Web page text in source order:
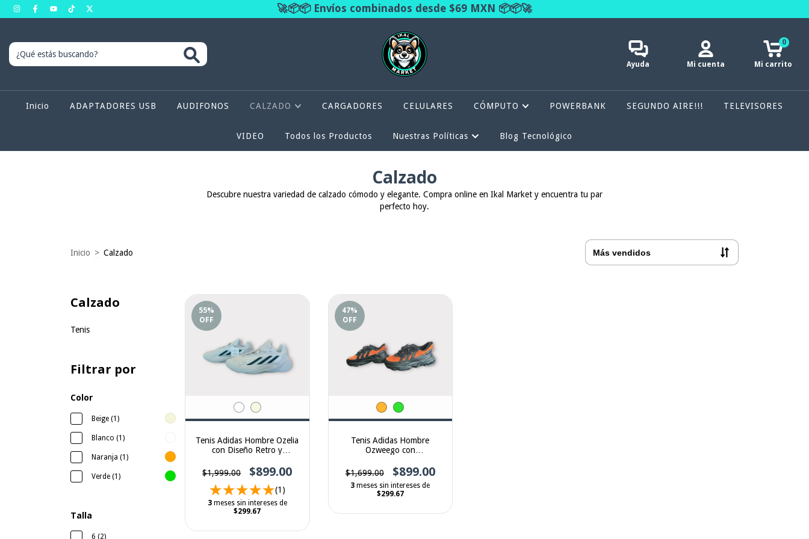
🚀📦📦 Envíos combinados desde $69 MXN 📦📦🚀
Ayuda Mi cuenta Mi carrito
0
Inicio ADAPTADORES USB AUDIFONOS CALZADO CARGADORES CELULARES CÓMPUTO POWERBANK SEGUNDO AIRE!!! TELEVISORES
VIDEO Todos los Productos Nuestras Políticas Blog Tecnológico
Calzado
Descubre nuestra variedad de calzado cómodo y elegante. Compra online en Ikal Market y encuentra tu par
perfecto hoy.
Inicio > Calzado
Calzado
Tenis
Filtrar por
Color
Beige (1)
Blanco (1)
Naranja (1)
Verde (1)
Talla
6 (2)
55%
OFF
Tenis Adidas Hombre Ozelia
con Diseño Retro y
$1,999.00
$899.00
(1)
3 meses sin intereses de
$299.67
47%
OFF
Tenis Adidas Hombre
Ozweego con
Diseño Retro
$1,699.00 $899.00
3 meses sin intereses de
$299.67